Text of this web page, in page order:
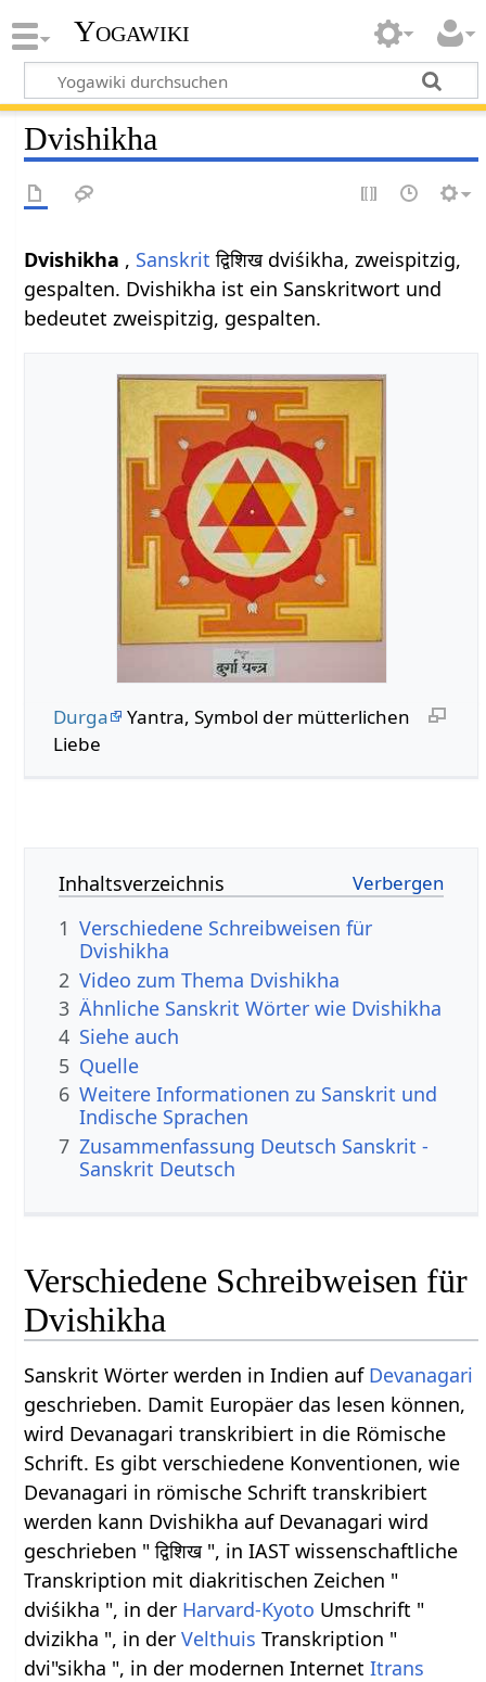
Yogawiki
Dvishikha
Dvishikha , Sanskrit द्विशिख dviśikha, zweispitzig,
gespalten. Dvishikha ist ein Sanskritwort und
bedeutet zweispitzig, gespalten.
Durga
Yantra, Symbol der mütterlichen
Liebe
Inhaltsverzeichnis
1 Verschiedene Schreibweisen für
Dvishikha
2 Video zum Thema Dvishikha
3 Ähnliche Sanskrit Wörter wie Dvishikha
4 Siehe auch
5 Quelle
6 Weitere Informationen zu Sanskrit und
Indische Sprachen
7 Zusammenfassung Deutsch Sanskrit -
Sanskrit Deutsch
Verschiedene Schreibweisen für
Dvishikha
Sanskrit Wörter werden in Indien auf Devanagari
geschrieben. Damit Europäer das lesen können,
wird Devanagari transkribiert in die Römische
Schrift. Es gibt verschiedene Konventionen, wie
Devanagari in römische Schrift transkribiert
werden kann Dvishikha auf Devanagari wird
geschrieben " द्विशिख ", in IAST wissenschaftliche
Transkription mit diakritischen Zeichen "
dviśikha ", in der Harvard-Kyoto Umschrift "
dvizikha ", in derVelthuis Transkription "
dvi"sikha ", in der modernen InternetItrans